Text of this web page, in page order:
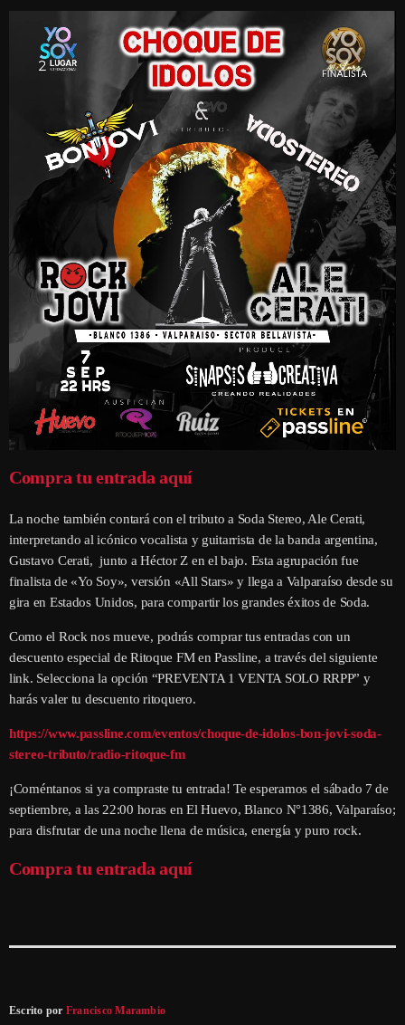
Compra tu entrada aquí
La noche también contará con el tributo a Soda Stereo, Ale Cerati,
interpretando al icónico vocalista y guitarrista de la banda argentina,
Gustavo Cerati, junto a Héctor Z en el bajo. Esta agrupación fue
finalista de «Yo Soy», versión «All Stars» y llega a Valparaíso desde su
gira en Estados Unidos, para compartir los grandes éxitos de Soda.
Como el Rock nos mueve, podrás comprar tus entradas con un
descuento especial de Ritoque FM en Passline, a través del siguiente
link. Selecciona la opción “PREVENTA 1 VENTA SOLO RRPP” y
harás valer tu descuento ritoquero.
https://www.passline.com/eventos/choque-de-idolos-bon-jovi-soda-
stereo-tributo/radio-ritoque-fm
¡Coméntanos si ya compraste tu entrada! Te esperamos el sábado 7 de
septiembre, a las 22:00 horas en El Huevo, Blanco N°1386, Valparaíso;
para disfrutar de una noche llena de música, energía y puro rock.
Compra tu entrada aquí
Escrito por Francisco Marambio